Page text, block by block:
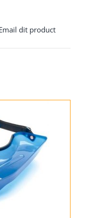
dit product